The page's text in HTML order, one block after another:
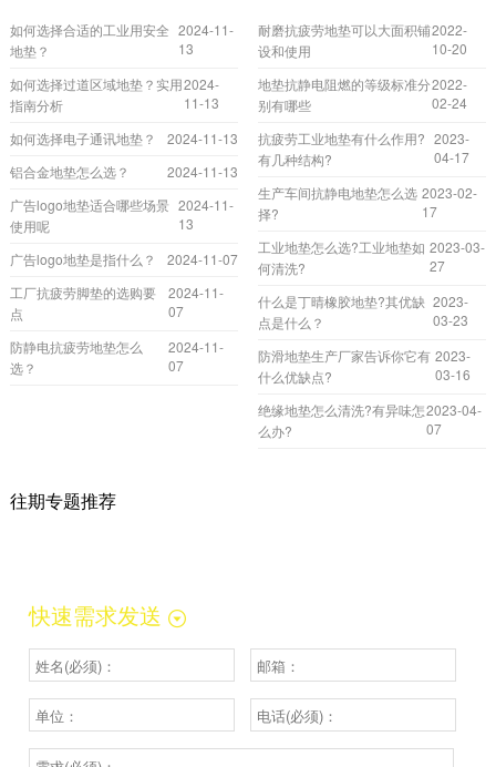
如何选择合适的工业用安全
地垫？
2024-11-
13
如何选择过道区域地垫？实用
指南分析
2024-
11-13
如何选择电子通讯地垫？
2024-11-13
铝合金地垫怎么选？
2024-11-13
广告logo地垫适合哪些场景
使用呢
2024-11-
13
广告logo地垫是指什么？
2024-11-07
工厂抗疲劳脚垫的选购要
点
2024-11-
07
防静电抗疲劳地垫怎么
选？
2024-11-
07
耐磨抗疲劳地垫可以大面积铺
设和使用
2022-
10-20
地垫抗静电阻燃的等级标准分
别有哪些
2022-
02-24
抗疲劳工业地垫有什么作用?
有几种结构?
2023-
04-17
生产车间抗静电地垫怎么选
择?
2023-02-
17
工业地垫怎么选?工业地垫如
何清洗?
2023-03-
27
什么是丁晴橡胶地垫?其优缺
点是什么？
2023-
03-23
防滑地垫生产厂家告诉你它有
什么优缺点?
2023-
03-16
绝缘地垫怎么清洗?有异味怎
么办?
2023-04-
07
往期专题推荐
快速需求发送